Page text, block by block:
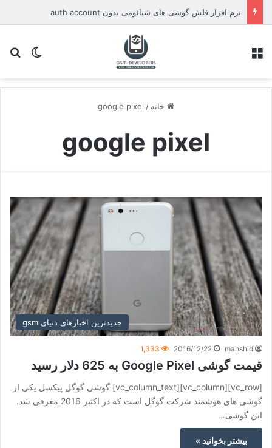
نرم افزار فلش گوشی های شیائومی بدون auth account
تغییر
خانه /
google pixel
google pixel
جدیدترین اخبارهای دنیای gsm
mahshid
2016/12/22
1,333
قیمت گوشی Google Pixel به 625 دلار رسید
[vc_row][vc_column][vc_column_text] گوشی گوگل پیکسل یکی از
گوشی های هوشمند شرکت گوگل است که در اکتبر 2016 معرفی شد.
این گوشی…
بیشتر بخوانید »